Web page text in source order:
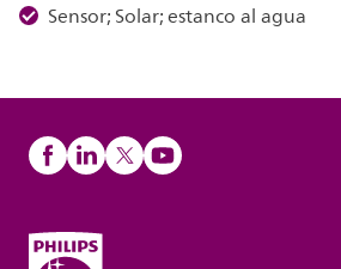
Sensor; Solar; estanco al agua